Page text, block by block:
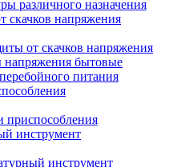
различного назначения
скачков напряжения
от скачков напряжения
напряжения бытовые
питания
приспособления
инструмент
инструмент